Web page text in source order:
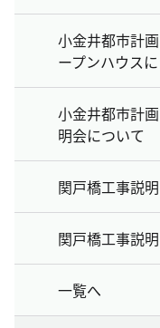
小金井都市計
ープンハウス
小金井都市計
明会について
関戸橋工事説
関戸橋工事説
一覧へ